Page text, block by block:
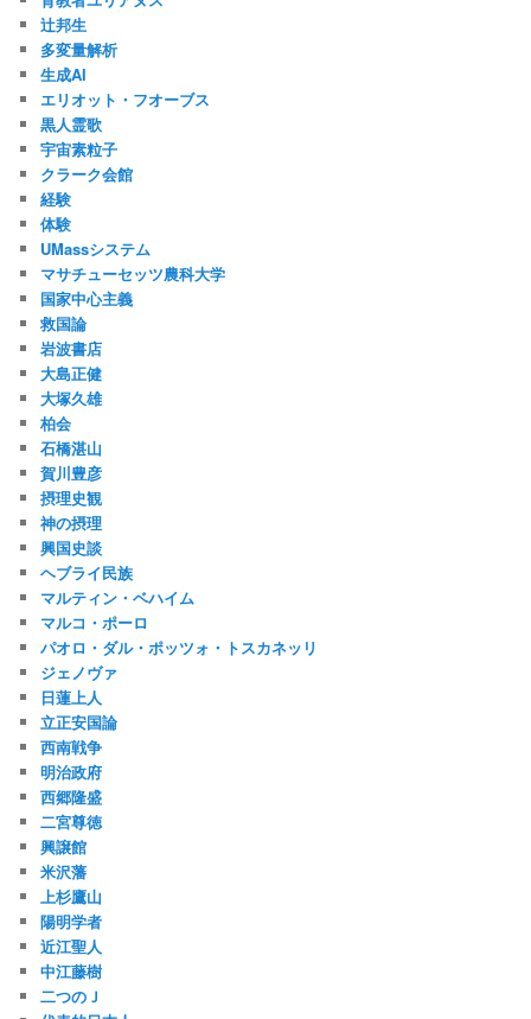
辻邦生
多変量解析
生成AI
エリオット・フオーブス
黒人霊歌
宇宙素粒子
クラーク会館
経験
体験
UMassシステム
マサチューセッツ農科大学
国家中心主義
救国論
岩波書店
大島正健
大塚久雄
柏会
石橋湛山
賀川豊彦
摂理史観
神の摂理
興国史談
ヘブライ民族
マルティン・ベハイム
マルコ・ポーロ
パオロ・ダル・ポッツォ・トスカネッリ
ジェノヴァ
日蓮上人
立正安国論
西南戦争
明治政府
西郷隆盛
二宮尊徳
興譲館
米沢藩
上杉鷹山
陽明学者
近江聖人
中江藤樹
二つのＪ